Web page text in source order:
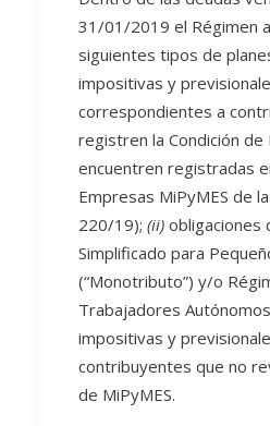
31/01/2019 el Régimen
siguientes tipos de
impositivas y
correspondientes a
registren la Condición de
encuentren registradas
Empresas MiPyMES de
220/19); (ii) obligaciones
Simplificado para
(“Monotributo”) y/o
Trabajadores
impositivas y
contribuyentes que no
de MiPyMES.